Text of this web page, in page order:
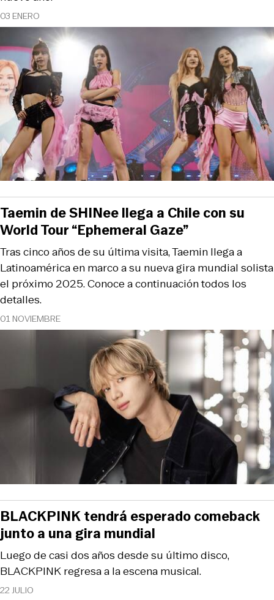
03 ENERO
01 NOVIEMBRE
Tras cinco años de su última visita, Taemin llega a
Latinoamérica en marco a su nueva gira mundial solista
el próximo 2025. Conoce a continuación todos los
detalles.
Taemin de SHINee llega a Chile con su
World Tour “Ephemeral Gaze”
22 JULIO
Luego de casi dos años desde su último disco,
BLACKPINK regresa a la escena musical.
BLACKPINK tendrá esperado comeback
junto a una gira mundial